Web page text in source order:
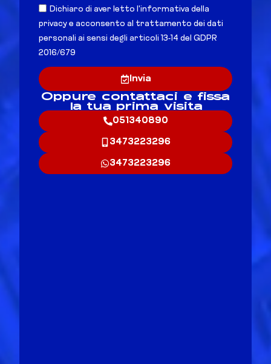
Dichiaro di aver letto l'informativa della
privacy e acconsento al trattamento dei dati
personali ai sensi degli articoli 13-14 del GDPR
2016/679
Invia
Oppure contattaci e fissa
la tua prima visita
051340890
3473223296
3473223296